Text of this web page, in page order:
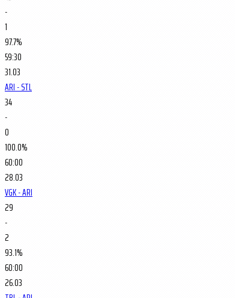
-
1
97.7%
59:30
31.03
ARI - STL
34
-
0
100.0%
60:00
28.03
VGK - ARI
29
-
2
93.1%
60:00
26.03